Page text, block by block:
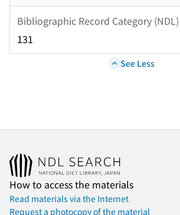
Bibliographic Record Category (NDL)
131
See Less
How to access the materials
Read materials via the Internet
Request a photocopy of the material